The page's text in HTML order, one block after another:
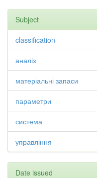
Subject
classification
аналіз
матеріальні запаси
параметри
система
управління
Date issued